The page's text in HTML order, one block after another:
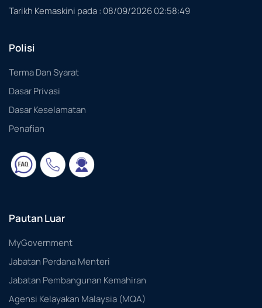
Tarikh Kemaskini pada : 08/09/2026 02:58:49
Polisi
Terma Dan Syarat
Dasar Privasi
Dasar Keselamatan
Penafian
Pautan Luar
MyGovernment
Jabatan Perdana Menteri
Jabatan Pembangunan Kemahiran
Agensi Kelayakan Malaysia (MQA)